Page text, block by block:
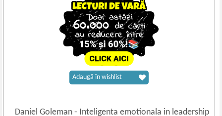
Daniel Goleman- Inteligenta emotionala in leadership
Adaugă în wishlist